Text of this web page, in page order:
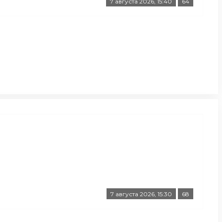
7 августа 2026, 15:30 68